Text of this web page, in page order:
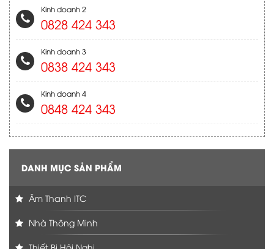
Kinh doanh 2
0828 424 343
Kinh doanh 3
0838 424 343
Kinh doanh 4
0848 424 343
DANH MỤC SẢN PHẨM
Âm Thanh ITC
Nhà Thông Minh